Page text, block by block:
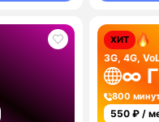
ХИТ
3G, 4G,
∞
800
550 ₽ /